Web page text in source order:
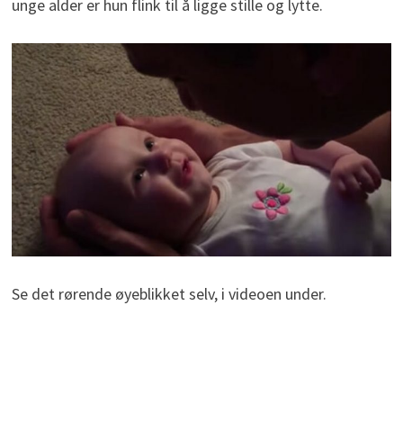
unge alder er hun flink til å ligge stille og lytte.
Se det rørende øyeblikket selv, i videoen under.